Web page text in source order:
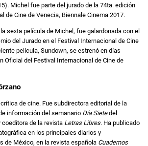
Michel fue parte del jurado de la 74ta. edición
de Cine de Venecia, Biennale Cinema 2017.
sexta película de Michel, fue galardonada con el
del Jurado en el Festival Internacional de Cine
película, Sundown, se estrenó en días
Oficial del Festival Internacional de Cine de
de cine. Fue subdirectora editorial de la
información del semanario Día Sietedel
coeditora de la revista Letras Libres. Ha publicado
en los principales diarios y
de México, en la revista española Cuadernos